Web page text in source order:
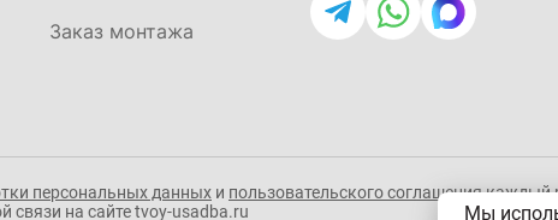
Мы
Заказ монтажа
персональных данных и пользовательского соглашениякаждый
связи на сайте tvoy-usadba.ru